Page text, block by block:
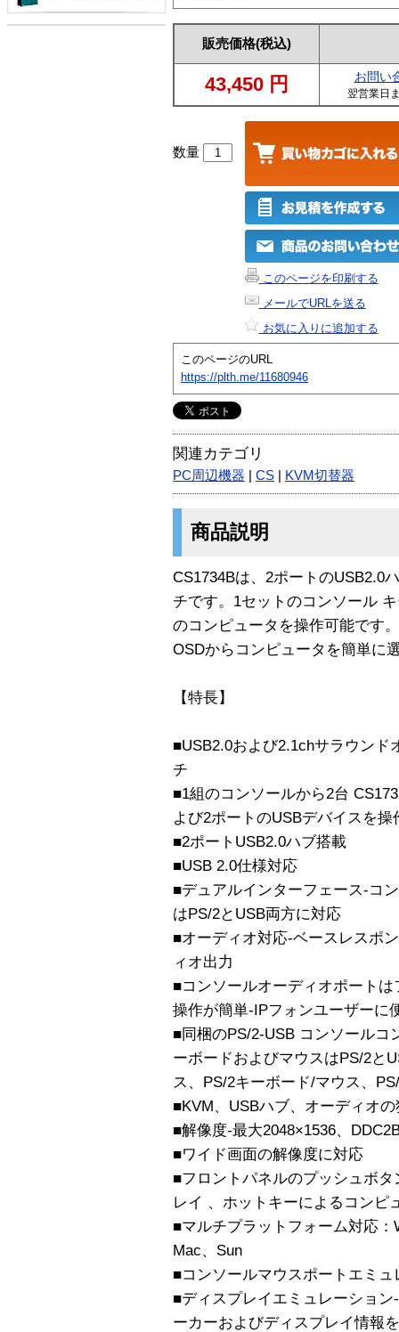
販売価格(税込)
43,450 円 お問い
翌営業日
数量
このページを印刷する
メールでURLを送る
お気に入りに追加する
このページのURL
https://plth.me/11680946
関連カテゴリ
PC周辺機器 CS KVM切替器
商品説明
CS1734Bは、2ポートのUSB2.0
チです。1セットのコンソール
のコンピュータを操作可能です
OSDからコンピュータを簡単に
【特長】
■USB2.0および2.1chサラウンド
チ
■1組のコンソールから2台
よび2ポートのUSBデバイスを操
■2ポートUSB2.0ハブ搭載
■USB 2.0仕様対応
■デュアルインターフェース‐コ
はPS/2とUSB両方に対応
■オーディオ対応‐ベースレスポ
ィオ出力
■コンソールオーディオポート
操作が簡単‐IPフォンユーザーに
■同梱のPS/2-USB コンソールコ
ーボードおよびマウスはPS/2と
ス、PS/2キーボード/マウス、
■KVM、USBハブ、オーディオ
■解像度‐最大2048×1536、
■ワイド画面の解像度に対応
■フロントパネルのプッシュボ
レイ 、ホットキーによるコン
■マルチプラットフォーム対応
Mac、Sun
■コンソールマウスポートエミ
■ディスプレイエミュレーショ
ーカーおよびディスプレイ情報